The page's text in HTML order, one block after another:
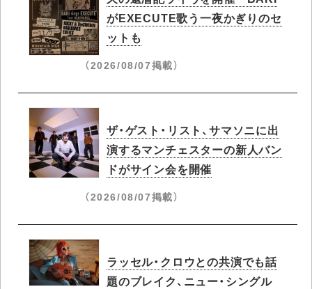
がEXECUTE歌う一夜かぎりのセ
ットも
（2026/08/07掲載）
ザ・ゲスト・リスト、サマソニに出
演するマンチェスターの新人バン
ドがサイン会を開催
（2026/08/07掲載）
ラッセル・クロウとの共演でも話
題のブレイク、ニュー・シングル